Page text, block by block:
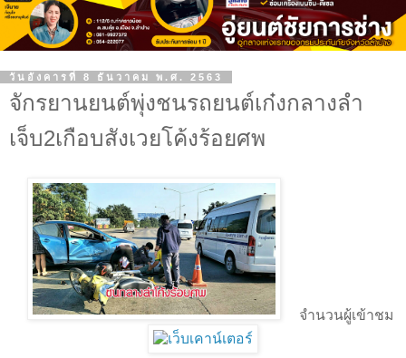
วันอังคารที่ 8 ธันวาคม พ.ศ. 2563
จักรยานยนต์พุ่งชนรถยนต์เก๋งกลางลำ
เจ็บ2เกือบสังเวยโค้งร้อยศพ
จำนวนผู้เข้าชม